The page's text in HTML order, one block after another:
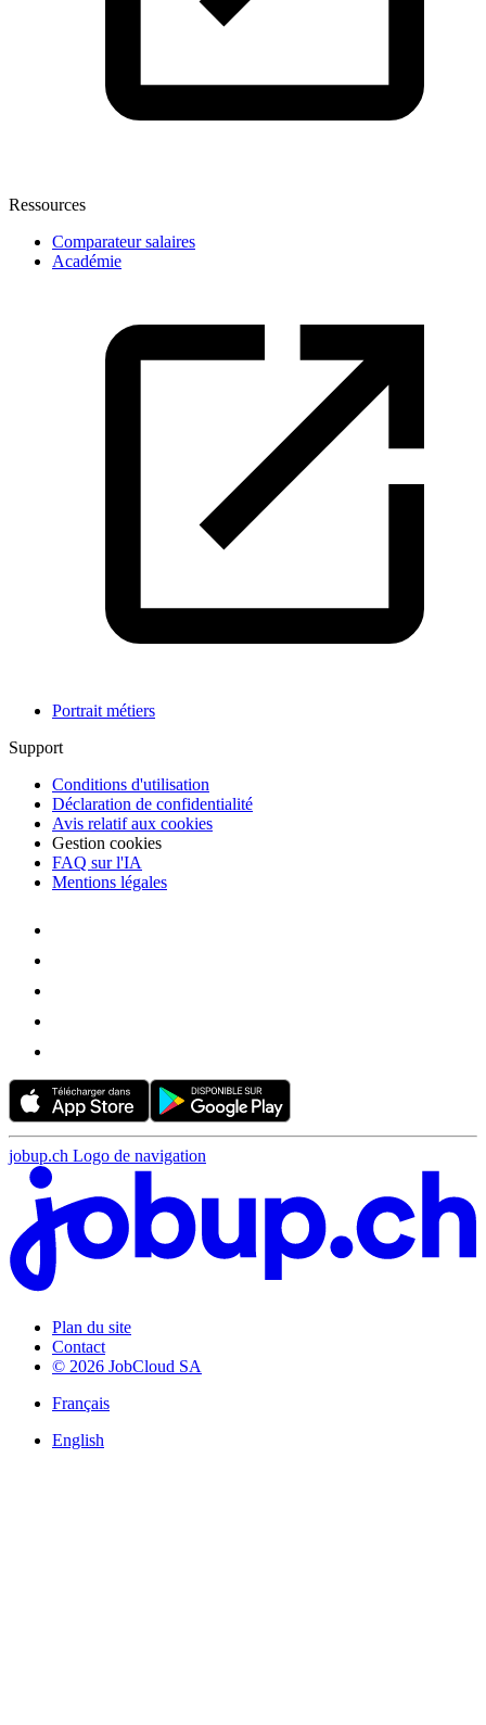
Ressources
Comparateur salaires
Académie
Portrait métiers
Support
Conditions d'utilisation
Déclaration de confidentialité
Avis relatif aux cookies
Gestion cookies
FAQ sur l'IA
Mentions légales
jobup.ch Logo de navigation
Plan du site
Contact
© 2026 JobCloud SA
Français
English